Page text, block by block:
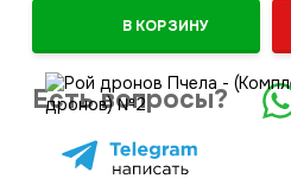
В КОРЗИНУ
Есть вопросы?